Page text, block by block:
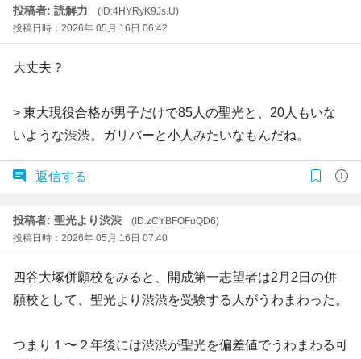
投稿者: 読解力
(ID:4HYRyK9Js.U)
投稿日時：2026年 05月 16日 06:42
大丈夫？
> 東大現役合格が男子だけで85人の聖光と、20人もいな
いような渋渋。ガリバーと小人みたいなもんだね。
返信する
投稿者: 聖光より渋渋
(ID:zCYBFOFuQD6)
投稿日時：2026年 05月 16日 07:40
四谷大塚併願校をみると、開成第一志望者は2月2日の併
願校として、聖光より渋渋を受験する人がうわまわった。
つまり１〜２年後には渋渋が聖光を偏差値でうわまわる可